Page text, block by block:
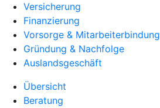
Versicherung
Finanzierung
Vorsorge & Mitarbeiterbindung
Gründung & Nachfolge
Auslandsgeschäft
Übersicht
Beratung